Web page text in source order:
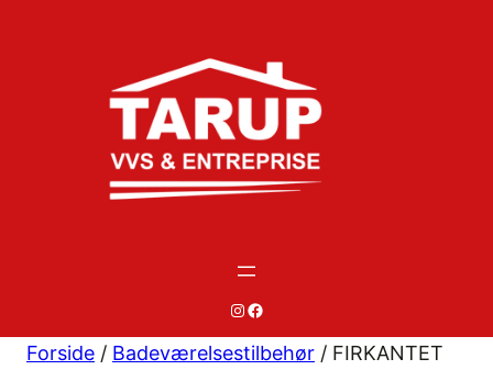
# #
Forside / Badeværelsestilbehør / FIRKANTET